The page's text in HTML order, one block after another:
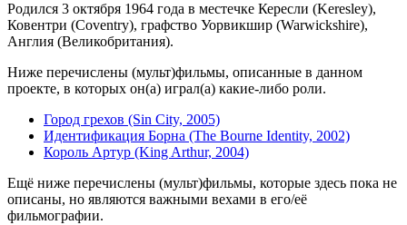
Родился 3 октября 1964 года в местечке Кересли (Keresley),
Ковентри (Coventry), графство Уорвикшир (Warwickshire),
Англия (Великобритания).
Ниже перечислены (мульт)фильмы, описанные в данном
проекте, в которых он(а) играл(а) какие-либо роли.
Город грехов (Sin City, 2005)
Идентификация Борна (The Bourne Identity, 2002)
Король Артур (King Arthur, 2004)
Ещё ниже перечислены (мульт)фильмы, которые здесь пока не
описаны, но являются важными вехами в его/её
фильмографии.